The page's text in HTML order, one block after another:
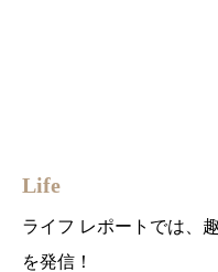
Life
ライフ レポートでは、
を発信！